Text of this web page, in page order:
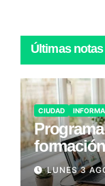
Últimas notas
CIUDAD
LUNES 3